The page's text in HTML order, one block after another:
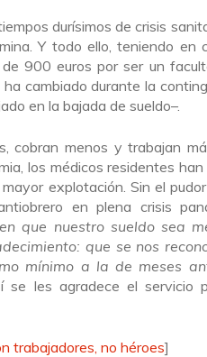
durísimos de crisis
Y todo ello, teniendo en
900 euros por ser un
cambiado durante la
en la bajada de sueldo–.
cobran menos y trabajan
los médicos residentes
explotación. Sin el
en plena crisis
que nuestro sueldo sea
que se nos
mínimo a la de meses
se les agradece el servicio
trabajadores, no héroes]